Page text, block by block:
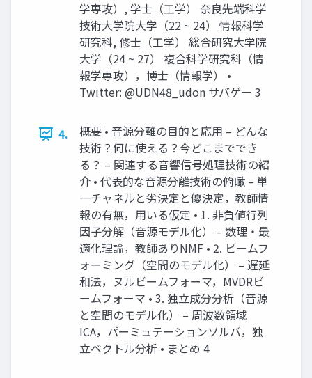
学専攻）, 学士（工学） 奈良先端科学
技術大学院大学（22 ~ 24） 情報科学
研究科, 修士（工学） 総合研究大学院
大学（24 ~ 27） 複合科学研究科（情
報学専攻），博士（情報学） •
Twitter: @UDN48_udon サバゲー 3
4.
概要 • 音源分離の目的と応用 – どんな
技術？何に使える？今どこまででき
る？ – 関連する音響信号処理技術の紹
介 • 代表的な音源分離技術の俯瞰 – 単
一チャネルと劣決定と優決定，教師情
報の有無，用いる仮定 • 1. 非負値行列
因子分解（音源モデル化） – 数理・最
適化理論，教師ありNMF • 2. ビームフ
ォーミング（空間のモデル化） – 遅延
和法，ヌルビームフォーマ，MVDRビ
ームフォーマ • 3. 独立成分分析（音源
と空間のモデル化） – 周波数領域
ICA，パーミュテーションソルバ，独
立ベクトル分析 • まとめ 4